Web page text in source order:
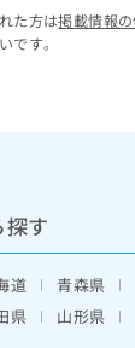
た方は掲載情報
です。
す
道 青森県
県
山形県